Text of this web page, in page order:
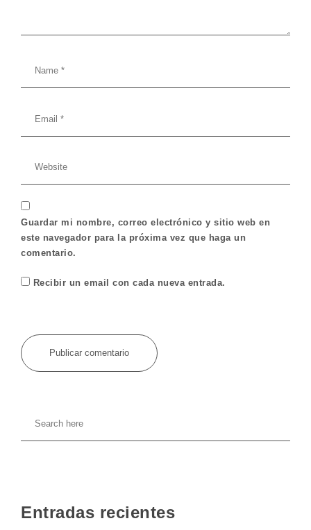
Guardar mi nombre, correo electrónico y sitio web en
este navegador para la próxima vez que haga un
comentario.
Recibir un email con cada nueva entrada.
Entradas recientes